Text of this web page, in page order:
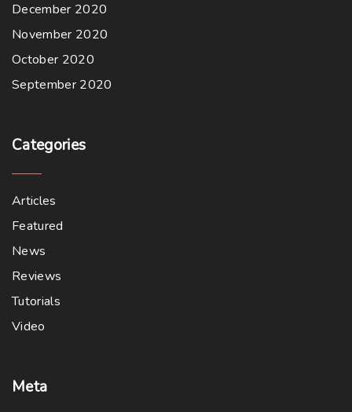
December 2020
November 2020
October 2020
September 2020
Categories
Articles
Featured
News
Reviews
Tutorials
Video
Meta